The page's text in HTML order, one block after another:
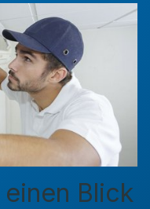
Blick